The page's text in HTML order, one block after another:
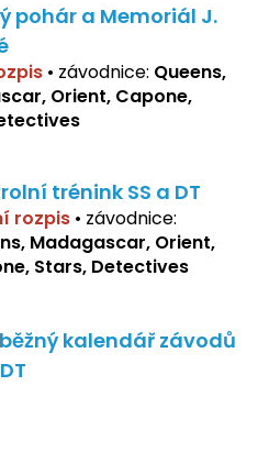
pohár a Memoriál J.
• závodnice: Queens,
Orient, Capone,
trénink SS a DT
rozpis • závodnice:
Madagascar, Orient,
Stars, Detectives
kalendář závodů